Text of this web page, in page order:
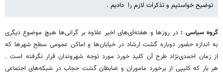
توضیح خواستیم و تذکرات لازم را دادیم .
گروه سیاسی :در روزها و هفته‌ای‌های اخیر علاوه بر گرانی‌ها هیچ موضوع دیگری
به اندازه حضور دوباره گشت ارشاد در خیابان‌ها و اماکن عمومی سطح شهرها که
از زمان احمدی‌نژاد طرح آن کلید خورد مورد توجه شهروندان قرار نگرفته است .
هر بار که کلیپی از برخورد ماموران و ضابطان گشت حجاب در شبکه‌های اجتماعی